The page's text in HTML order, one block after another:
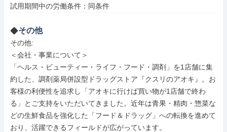
試用期間中の労働条件：同条件
その他
その他:
＜会社・事業について＞
「ヘルス・ビューティー・ライフ・フード・調剤」を1店舗に集
約した、調剤薬局併設型ドラッグストア『クスリのアオキ』。お
客様の利便性を追求し「アオキに行けば買い物が1店舗で終わ
る」とご支持をいただいてきました。近年は青果・精肉・惣菜な
どの生鮮食品を強化した「フード＆ドラッグ」への転換を進めて
おり、活躍できるフィールドが広がっています。